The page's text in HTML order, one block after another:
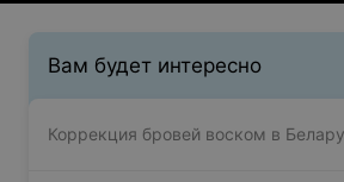
Вам будет интересно
Коррекция бровей воском в